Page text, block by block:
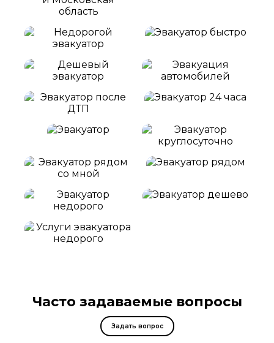
Часто задаваемые вопросы
Задать вопрос